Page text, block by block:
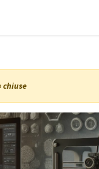
chiuse